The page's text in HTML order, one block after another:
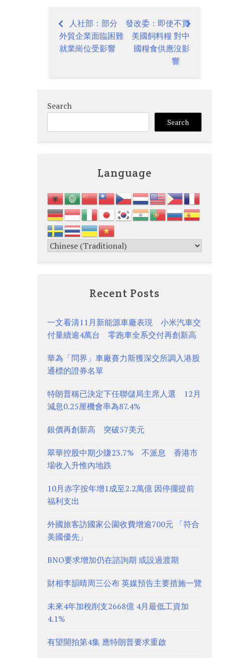
Post
navigation
人社部：部分
外貿企業面臨困難
就業崗位受影響
發改委：即使不買
美國飼料糧 對中
國糧食供應沒影
響
Search
Search
Language
Recent Posts
一文看清11月新能源車廠表現 小米汽車交
付量續逾4萬台 零跑車全系交付再創新高
華為「問界」車廠賽力斯獲深交所調入港股
通標的證券名單
特朗普稱已決定下任聯儲局主席人選 12月
減息0.25厘機會率為87.4%
銀價再創新高 突破57美元
翠華控股中期少賺23.7% 不派息 香港市
場收入升惟內地跌
10月赤字按年增1成至2.2萬億 因停擺提前
福利支出
外國旅客訪國家公園收費增逾700元 「符合
美國優先」
BNO要求增加仍在諮詢期 或設過渡期
財相李韻晴周三公布 英媒預告主要措施一覽
未來4年加稅削支2668億 4月最低工資加
4.1%
有望開拍第4集 應特朗普要求重啟